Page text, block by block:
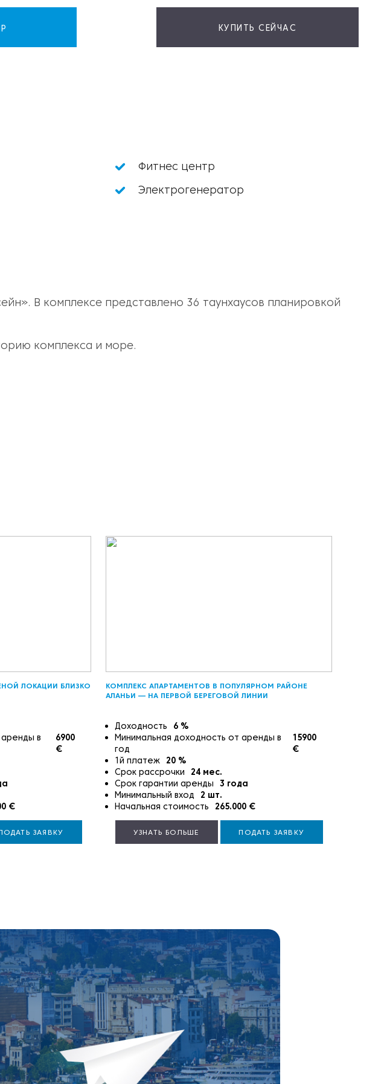
КУПИТЬ СЕЙЧАС
Фитнес центр
Электрогенератор
В комплексе представлено 36 таунхаусов планировкой
комплекса и море.
ЛОКАЦИИ БЛИЗКО
в
6900
€
€
ЗАЯВКУ
КОМПЛЕКС АПАРТАМЕНТОВ В ПОПУЛЯРНОМ РАЙОНЕ
АЛАНЬИ — НА ПЕРВОЙ БЕРЕГОВОЙ ЛИНИИ
Доходность 6 %
Минимальная доходность от аренды в
год
15900
€
1й платеж
20 %
Срок рассрочки
24 мес.
Срок гарантии аренды
3 года
Минимальный вход
2 шт.
Начальная стоимость
265.000 €
УЗНАТЬ БОЛЬШЕ ПОДАТЬ ЗАЯВКУ